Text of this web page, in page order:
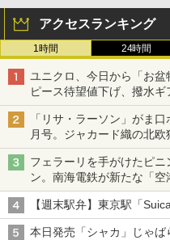
アクセスランキング
1時間 24時間
ユニクロ、今日から「お
ピース待望値下げ、撥水
「リサ・ラーソン」がま
月号。ジャカード織の北欧
フェラーリを手がけたピ
ン。南海電鉄が新たな「
【週末駅弁】東京駅「
本日発売「シャカ」じゃ